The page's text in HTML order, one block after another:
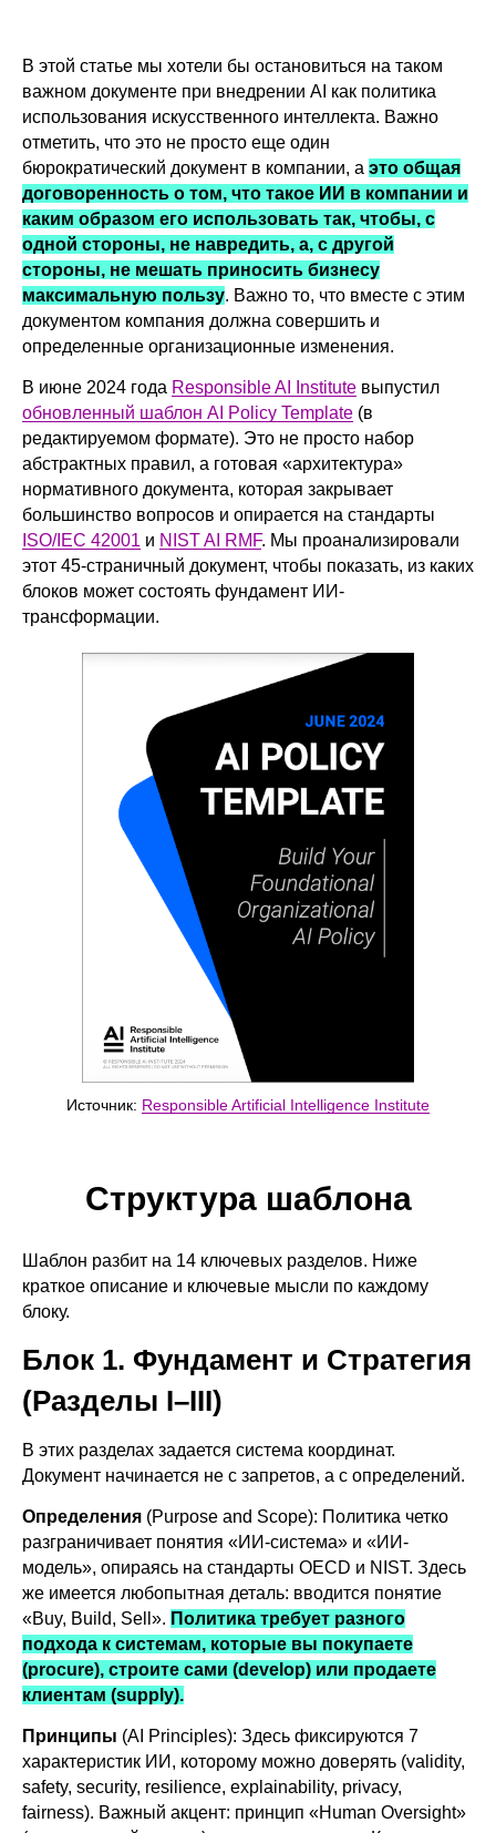
В этой статье мы хотели бы остановиться на таком
важном документе при внедрении AI как политика
использования искусственного интеллекта. Важно
отметить, что это не просто еще один
бюрократический документ в компании, а это общая
договоренность о том, что такое ИИ в компании и
каким образом его использовать так, чтобы, с
одной стороны, не навредить, а, с другой
стороны, не мешать приносить бизнесу
максимальную пользу. Важно то, что вместе с этим
документом компания должна совершить и
определенные организационные изменения.
В июне 2024 года Responsible AI Institute выпустил
обновленный шаблон AI Policy Template (в
редактируемом формате). Это не просто набор
абстрактных правил, а готовая «архитектура»
нормативного документа, которая закрывает
большинство вопросов и опирается на стандарты
ISO/IEC 42001 и NIST AI RMF. Мы проанализировали
этот 45-страничный документ, чтобы показать, из каких
блоков может состоять фундамент ИИ-
трансформации.
Источник: Responsible Artificial Intelligence Institute
Структура шаблона
Шаблон разбит на 14 ключевых разделов. Ниже
краткое описание и ключевые мысли по каждому
блоку.
Блок 1. Фундамент и Стратегия
(Разделы I–III)
В этих разделах задается система координат.
Документ начинается не с запретов, а с определений.
Определения (Purpose and Scope): Политика четко
разграничивает понятия «ИИ-система» и «ИИ-
модель», опираясь на стандарты OECD и NIST. Здесь
же имеется любопытная деталь: вводится понятие
«Buy, Build, Sell». Политика требует разного
подхода к системам, которые вы покупаете
(procure), строите сами (develop) или продаете
клиентам (supply).
Принципы (AI Principles): Здесь фиксируются 7
характеристик ИИ, которому можно доверять (validity,
safety, security, resilience, explainability, privacy,
fairness). Важный акцент: принцип «Human Oversight»